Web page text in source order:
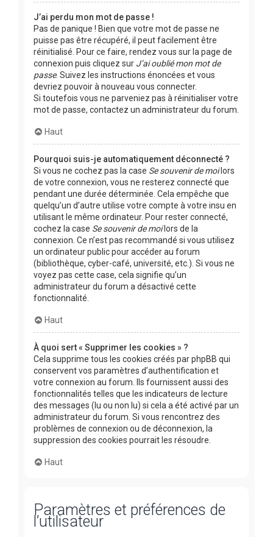
J’ai perdu mon mot de passe !
Pas de panique ! Bien que votre mot de passe ne
puisse pas être récupéré, il peut facilement être
réinitialisé. Pour ce faire, rendez vous sur la page de
connexion puis cliquez sur J’ai oublié mon mot de
passe. Suivez les instructions énoncées et vous
devriez pouvoir à nouveau vous connecter.
Si toutefois vous ne parveniez pas à réinitialiser votre
mot de passe, contactez un administrateur du forum.
Haut
Pourquoi suis-je automatiquement déconnecté ?
Si vous ne cochez pas la case Se souvenir de moilors
de votre connexion, vous ne resterez connecté que
pendant une durée déterminée. Cela empêche que
quelqu’un d’autre utilise votre compte à votre insu en
utilisant le même ordinateur. Pour rester connecté,
cochez la case Se souvenir de moilors de la
connexion. Ce n’est pas recommandé si vous utilisez
un ordinateur public pour accéder au forum
(bibliothèque, cyber-café, université, etc.). Si vous ne
voyez pas cette case, cela signifie qu’un
administrateur du forum a désactivé cette
fonctionnalité.
Haut
À quoi sert « Supprimer les cookies » ?
Cela supprime tous les cookies créés par phpBB qui
conservent vos paramètres d’authentification et
votre connexion au forum. Ils fournissent aussi des
fonctionnalités telles que les indicateurs de lecture
des messages (lu ou non lu) si cela a été activé par un
administrateur du forum. Si vous rencontrez des
problèmes de connexion ou de déconnexion, la
suppression des cookies pourrait les résoudre.
Haut
Paramètres et préférences de
l’utilisateur